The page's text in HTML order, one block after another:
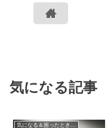
気になる記事